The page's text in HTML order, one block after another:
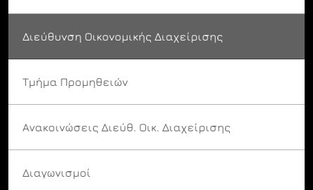
Διεύθυνση Οικονομικής Διαχείρισης
Τμήμα Προμηθειών
Ανακοινώσεις Διεύθ. Οικ. Διαχείρισης
Διαγωνισμοί